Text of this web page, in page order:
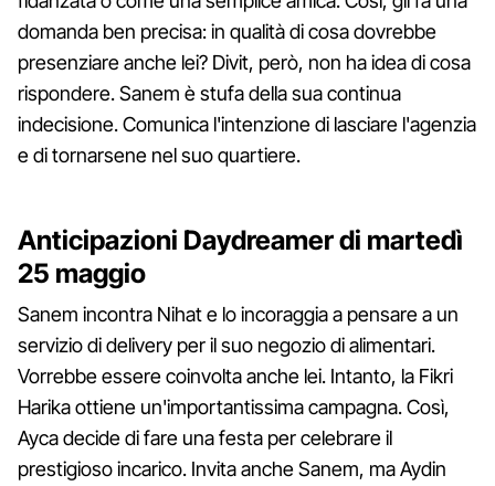
domanda ben precisa: in qualità di cosa dovrebbe
presenziare anche lei? Divit, però, non ha idea di cosa
rispondere. Sanem è stufa della sua continua
indecisione. Comunica l'intenzione di lasciare l'agenzia
e di tornarsene nel suo quartiere.
Anticipazioni Daydreamer di martedì
25 maggio
Sanem incontra Nihat e lo incoraggia a pensare a un
servizio di delivery per il suo negozio di alimentari.
Vorrebbe essere coinvolta anche lei. Intanto, la Fikri
Harika ottiene un'importantissima campagna. Così,
Ayca decide di fare una festa per celebrare il
prestigioso incarico. Invita anche Sanem, ma Aydin